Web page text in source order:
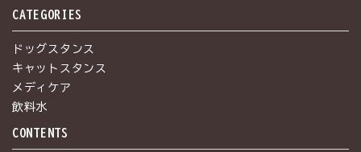
CATEGORIES
ドッグスタンス
キャットスタンス
メディケア
飲料水
CONTENTS